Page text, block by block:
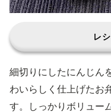
レ
細切りにしたにんじん
わいらしく仕上げたお
す。しっかりボリュー